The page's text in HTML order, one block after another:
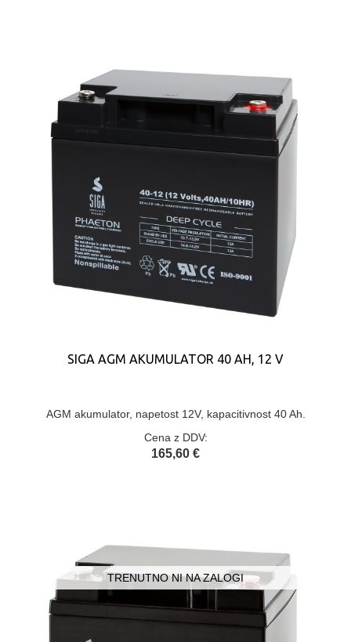
SIGA AGM AKUMULATOR 40 AH, 12 V
AGM akumulator, napetost 12V, kapacitivnost 40 Ah.
Cena z DDV:
165,60 €
TRENUTNO NI NA ZALOGI